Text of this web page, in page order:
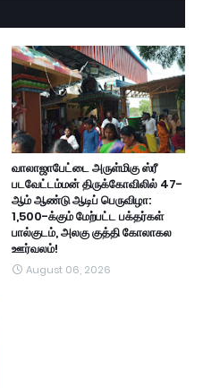
வாலாஜாபேட்டை அருள்மிகு ஸ்ரீ
படவேட்டம்மன் திருக்கோவிலில் 47-
ஆம் ஆண்டு ஆடிப் பெருவிழா:
1,500-க்கும் மேற்பட்ட பக்தர்கள்
பால்குடம், அலகு குத்தி கோலாகல
ஊர்வலம்!
August 06, 2026